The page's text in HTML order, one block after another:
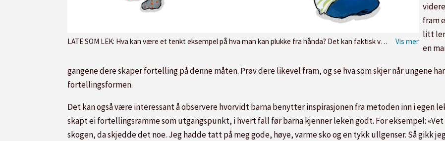
LATE SOM LEK: Hva kan være et tenkt eksempel på hva man kan plukke fra hånda? Det kan faktisk være hva som helst, og alt fra verdens minste gullklump, til et oppblåsbart romskip eller et nesten svart dinosauregg
fram
litt
en
gangene dere skaper fortelling på denne måten. Prøv dere likevel fram, og se hva som skjer når ungene
fortellingsformen.
Det kan også være interessant å observere hvorvidt barna benytter inspirasjonen fra metoden inn i egen
skapt ei fortellingsramme som utgangspunkt, i hvert fall før barna kjenner leken godt. For eksempel:
skogen, da skjedde det noe. Jeg hadde tatt på meg gode, høye, varme sko og en tykk ullgenser. Så gikk